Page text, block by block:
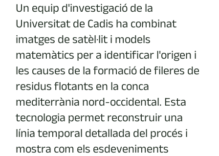
Un equip d'investigació de la
Universitat de Cadis ha combinat
imatges de satèl·lit i models
matemàtics per a identificar l'origen i
les causes de la formació de fileres de
residus flotants en la conca
mediterrània nord-occidental. Esta
tecnologia permet reconstruir una
línia temporal detallada del procés i
mostra com els esdeveniments